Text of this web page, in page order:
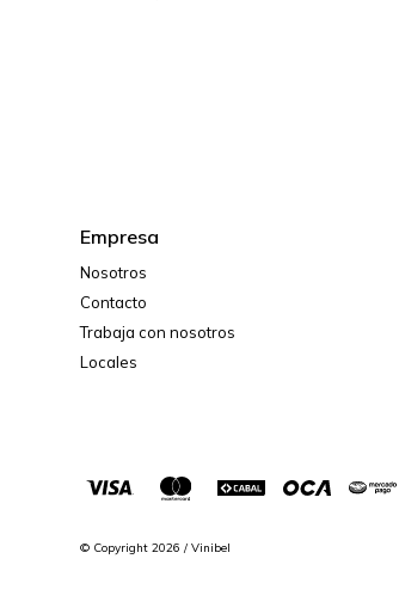
Empresa
Nosotros
Contacto
Trabaja con nosotros
Locales
© Copyright 2026 / Vinibel